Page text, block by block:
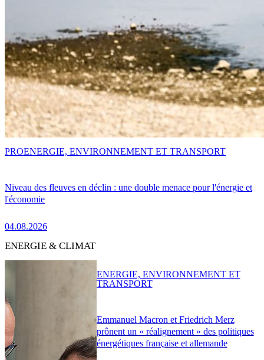
Niveau des fleuves en déclin : une double menace pour l'énergie et
l'économie
04.08.2026
PROENERGIE, ENVIRONNEMENT ET TRANSPORT
ENERGIE & CLIMAT
Emmanuel Macron et Friedrich Merz
prônent un « réalignement » des politiques
énergétiques française et allemande
ENERGIE, ENVIRONNEMENT ET
TRANSPORT